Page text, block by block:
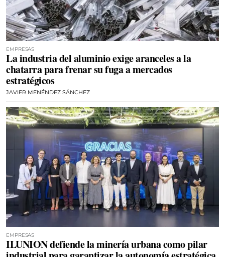
EMPRESAS
La industria del aluminio exige aranceles a la
chatarra para frenar su fuga a mercados
estratégicos
JAVIER MENÉNDEZ SÁNCHEZ
EMPRESAS
ILUNION defiende la minería urbana como pilar